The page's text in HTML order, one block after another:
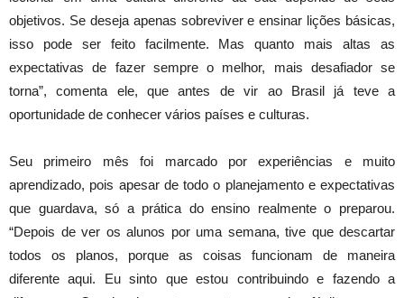
objetivos. Se deseja apenas sobreviver e ensinar lições básicas,
isso pode ser feito facilmente. Mas quanto mais altas as
expectativas de fazer sempre o melhor, mais desafiador se
torna”, comenta ele, que antes de vir ao Brasil já teve a
oportunidade de conhecer vários países e culturas.
Seu primeiro mês foi marcado por experiências e muito
aprendizado, pois apesar de todo o planejamento e expectativas
que guardava, só a prática do ensino realmente o preparou.
“Depois de ver os alunos por uma semana, tive que descartar
todos os planos, porque as coisas funcionam de maneira
diferente aqui. Eu sinto que estou contribuindo e fazendo a